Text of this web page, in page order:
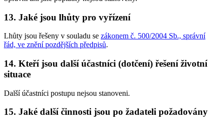
13. Jaké jsou lhůty pro vyřízení
Lhůty jsou řešeny v souladu se zákonem č. 500/2004 Sb., správní
řád, ve znění pozdějších předpisů.
14. Kteří jsou další účastníci (dotčení) řešení životní
situace
Další účastníci postupu nejsou stanoveni.
15. Jaké další činnosti jsou po žadateli požadovány